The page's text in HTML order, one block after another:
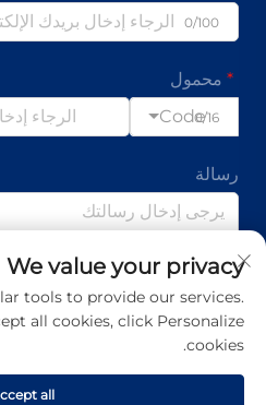
0/100
محمول
Code0/16
رسالة
0/1000
We value your privacy
tools to provide our services.
all cookies, click Personalize
cookies.
all